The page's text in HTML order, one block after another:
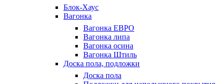
Блок-Хаус
Вагонка
Вагонка ЕВРО
Вагонка липа
Вагонка осина
Вагонка Штиль
Доска пола, подложки
Доска пола